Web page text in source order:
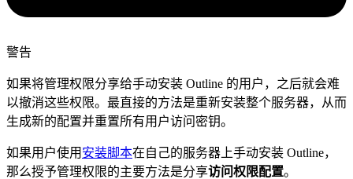
警告
如果将管理权限分享给手动安装 Outline 的用户，之后就会难
以撤消这些权限。最直接的方法是重新安装整个服务器，从而
生成新的配置并重置所有用户访问密钥。
如果用户使用 安装脚本在自己的服务器上手动安装 Outline，
那么授予管理权限的主要方法是分享访问权限配置。